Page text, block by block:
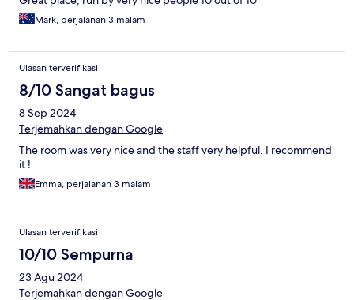
Mark, perjalanan 3 malam
Ulasan terverifikasi
8/10 Sangat bagus
8 Sep 2024
Terjemahkan dengan Google
The room was very nice and the staff very helpful. I recommend
it !
Emma, perjalanan 3 malam
Ulasan terverifikasi
10/10 Sempurna
23 Agu 2024
Terjemahkan dengan Google